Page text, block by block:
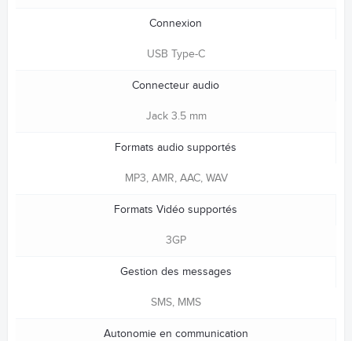
Connexion
USB Type-C
Connecteur audio
Jack 3.5 mm
Formats audio supportés
MP3, AMR, AAC, WAV
Formats Vidéo supportés
3GP
Gestion des messages
SMS, MMS
Autonomie en communication